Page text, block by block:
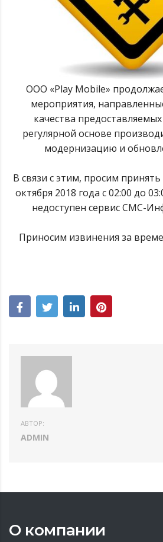
ООО «Play Mobile»
мероприятия,
качества
регулярной основе
модернизацию и
В связи с этим, просим
октября 2018 года с 02:00 до
недоступен сервис СМС-
Приносим извинения за
АВТОР:
ADMIN
О компании